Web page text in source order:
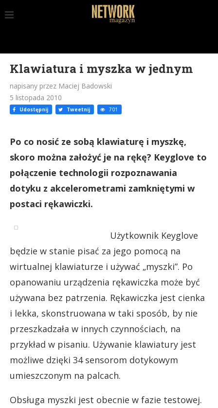
Klawiatura i myszka w jednym
napisany przez Maciej Badowski
5 listopada 2010
Udostępnij Tweetnij 701
Po co nosić ze sobą klawiaturę i myszkę,
skoro można założyć je na rękę? Keyglove to
połączenie technologii rozpoznawania
dotyku z akcelerometrami zamkniętymi w
postaci rękawiczki.
Użytkownik Keyglove
będzie w stanie pisać za jego pomocą na
wirtualnej klawiaturze i używać „myszki”. Po
opanowaniu urządzenia rękawiczka może być
używana bez patrzenia. Rękawiczka jest cienka
i lekka, skonstruowana w taki sposób, by nie
przeszkadzała w innych czynnościach, na
przykład w pisaniu. Używanie klawiatury jest
możliwe dzięki 34 sensorom dotykowym
umieszczonym na palcach.
Obsługa myszki jest obecnie w fazie testowej.